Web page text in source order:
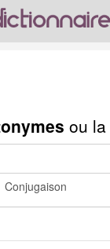
ou la
Conjugaison